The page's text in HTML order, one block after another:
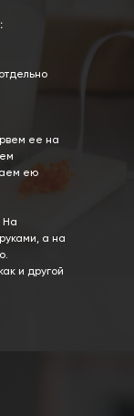
рвем ее на
ею
На
а на
и другой